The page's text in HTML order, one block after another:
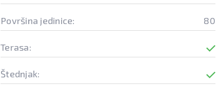
Površina jedinice: 80
Terasa:
Štednjak: